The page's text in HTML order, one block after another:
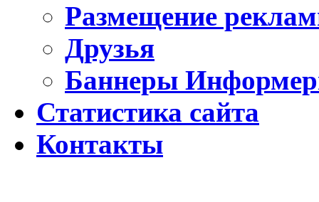
Размещение
Друзья
Баннеры
Статистика сайта
Контакты